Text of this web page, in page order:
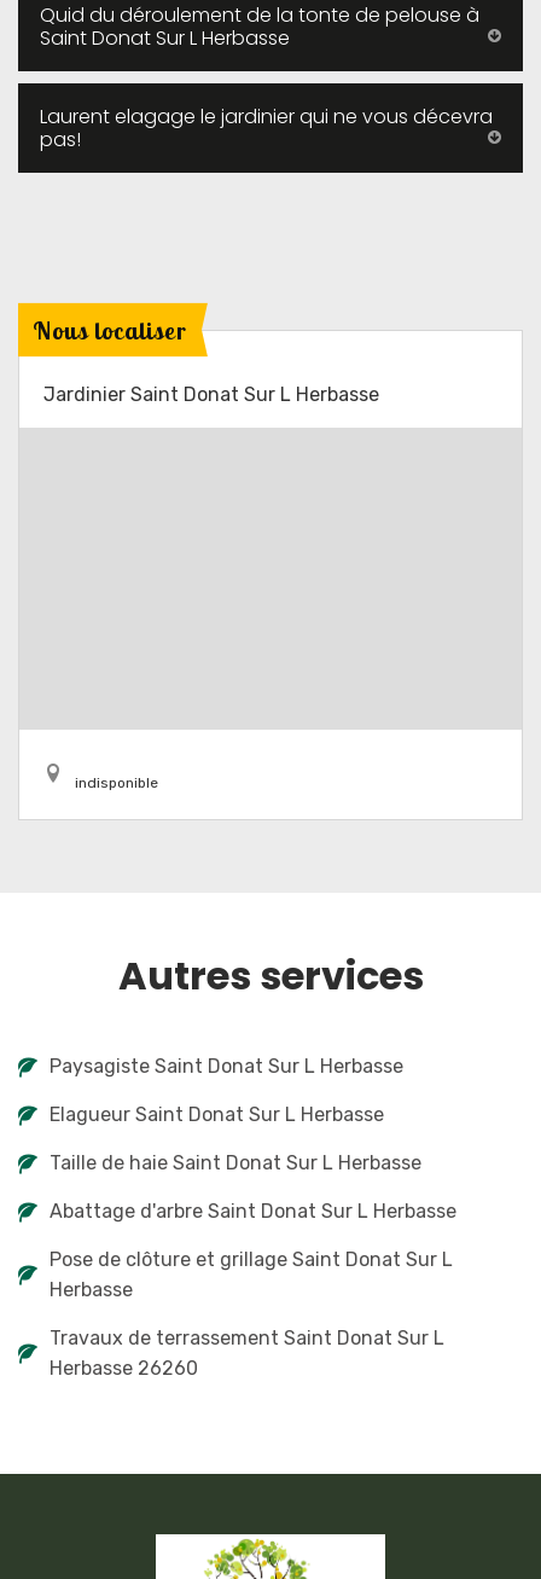
Quid du déroulement de la tonte de pelouse à
Saint Donat Sur L Herbasse
Laurent elagage le jardinier qui ne vous décevra
pas!
Nous localiser
Jardinier Saint Donat Sur L Herbasse
indisponible
Autres services
Paysagiste Saint Donat Sur L Herbasse
Elagueur Saint Donat Sur L Herbasse
Taille de haie Saint Donat Sur L Herbasse
Abattage d'arbre Saint Donat Sur L Herbasse
Pose de clôture et grillage Saint Donat Sur L
Herbasse
Travaux de terrassement Saint Donat Sur L
Herbasse 26260